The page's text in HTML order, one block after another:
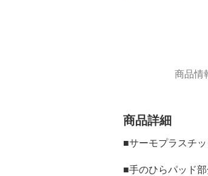
商品情
商品詳細
■サーモプラスチ
■手のひらパッド